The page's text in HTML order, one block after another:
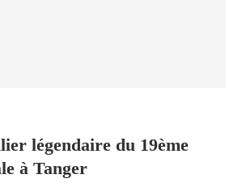
légendaire du 19ème
à Tanger